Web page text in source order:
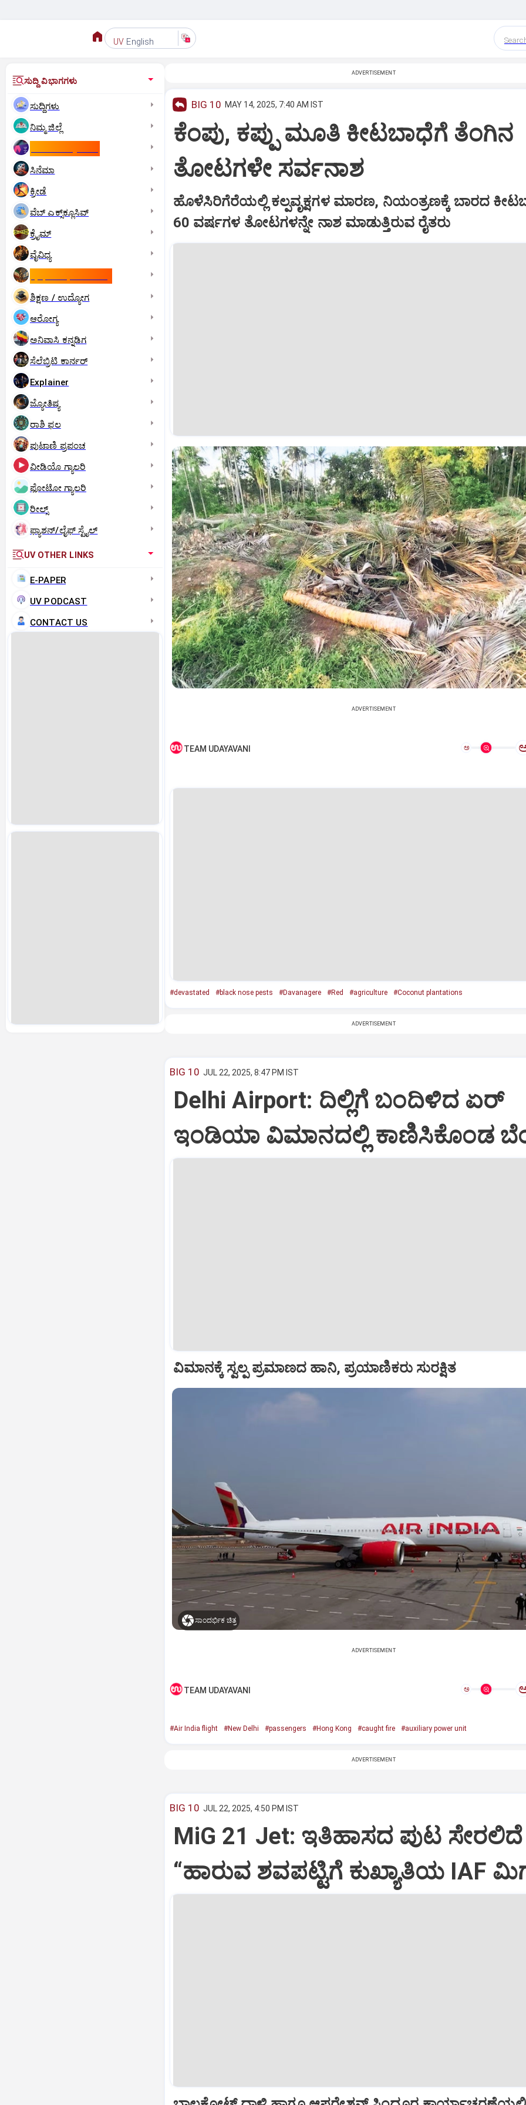
UV English
ಸುದ್ದಿ ವಿಭಾಗಗಳು
ಸುದ್ದಿಗಳು
ನಿಮ್ಮ ಜಿಲ್ಲೆ
ಸಿನೆಮಾ
ಕ್ರೀಡೆ
ವೆಬ್ ಎಕ್ಸ್‌ಕ್ಲೂಸಿವ್
ಕ್ರೈಮ್
ವೈವಿಧ್ಯ
ಶಿಕ್ಷಣ / ಉದ್ಯೋಗ
ಆರೋಗ್ಯ
ಅನಿವಾಸಿ ಕನ್ನಡಿಗ
ಸೆಲೆಬ್ರಿಟಿ ಕಾರ್ನರ್‌
Explainer
ಜ್ಯೋತಿಷ್ಯ
ರಾಶಿ ಫಲ
ಪುಟಾಣಿ ಪ್ರಪಂಚ
ವೀಡಿಯೊ ಗ್ಯಾಲರಿ
ಫೋಟೋ ಗ್ಯಾಲರಿ
ರೀಲ್ಸ್
ಫ್ಯಾಶನ್/ಲೈಫ್‌ ಸ್ಟೈಲ್
UV OTHER LINKS
E-PAPER
UV PODCAST
CONTACT US
ADVERTISEMENT
BIG 10 MAY 14, 2025, 7:40 AM IST
ಕೆಂಪು, ಕಪ್ಪು ಮೂತಿ ಕೀಟಬಾಧೆಗೆ ತೆಂಗಿನ
ತೋಟಗಳೇ ಸರ್ವನಾಶ
ಹೊಳೆಸಿರಿಗೆರೆಯಲ್ಲಿ ಕಲ್ಪವೃಕ್ಷಗಳ ಮಾರಣ, ನಿಯಂತ್ರಣಕ್ಕೆ ಬಾರದ
60 ವರ್ಷಗಳ ತೋಟಗಳನ್ನೇ ನಾಶ ಮಾಡುತ್ತಿರುವ ರೈತರು
ADVERTISEMENT
TEAM UDAYAVANI ಅ
#devastated #black nose pests #Davanagere #Red #agriculture #Coconut plantations
ADVERTISEMENT
BIG 10 JUL 22, 2025, 8:47 PM IST
Delhi Airport: ದಿಲ್ಲಿಗೆ ಬಂದಿಳಿದ ಏರ್‌
ಇಂಡಿಯಾ ವಿಮಾನದಲ್ಲಿ ಕಾಣಿಸಿಕೊಂಡ
ವಿಮಾನಕ್ಕೆ ಸ್ವಲ್ಪ ಪ್ರಮಾಣದ ಹಾನಿ, ಪ್ರಯಾಣಿಕರು ಸುರಕ್ಷಿತ
ಸಾಂದರ್ಭಿಕ ಚಿತ್ರ
ADVERTISEMENT
TEAM UDAYAVANI ಅ
#Air India flight #New Delhi #passengers #Hong Kong #caught fire #auxiliary power unit
ADVERTISEMENT
BIG 10 JUL 22, 2025, 4:50 PM IST
MiG 21 Jet: ಇತಿಹಾಸದ ಪುಟ ಸೇರಲಿದೆ
“ಹಾರುವ ಶವಪಟ್ಟಿಗೆ ಕುಖ್ಯಾತಿಯ IAF